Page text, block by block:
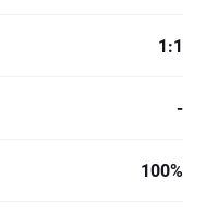
1:1
-
100%